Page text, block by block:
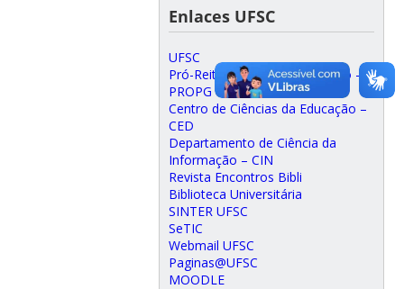
Enlaces UFSC
UFSC
Pró-Reitoria de Pós-Graduação –
PROPG
Centro de Ciências da Educação –
CED
Departamento de Ciência da
Informação – CIN
Revista Encontros Bibli
Biblioteca Universitária
SINTER UFSC
SeTIC
Webmail UFSC
Paginas@UFSC
MOODLE